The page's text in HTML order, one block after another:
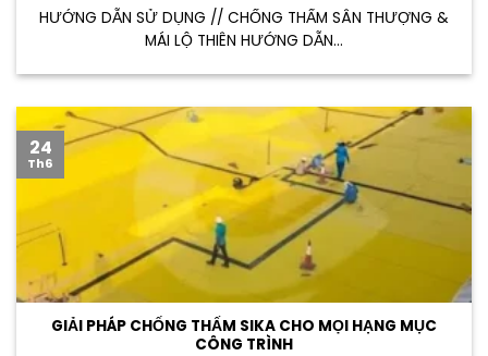
HƯỚNG DẪN SỬ DỤNG // CHỐNG THẤM SÂN THƯỢNG &
MÁI LỘ THIÊN HƯỚNG DẪN...
GIẢI PHÁP CHỐNG THẤM SIKA CHO MỌI HẠNG MỤC
CÔNG TRÌNH
24
Th6